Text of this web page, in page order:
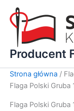
Przejdź
treści
Producent
Strona główna /
Flaga Polski Gruba
Flaga Polski Gruba